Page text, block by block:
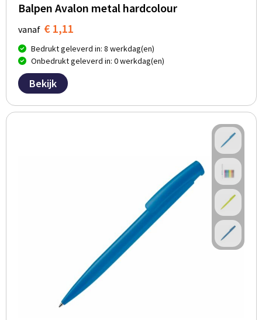
Balpen Avalon metal hardcolour
vanaf € 1,11
Bedrukt geleverd in: 8 werkdag(en)
Onbedrukt geleverd in: 0 werkdag(en)
Bekijk